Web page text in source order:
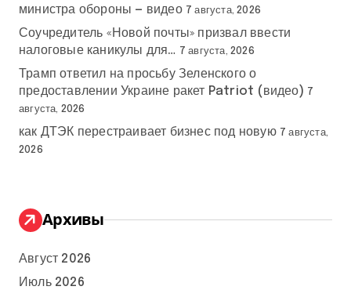
министра обороны — видео 7 августа, 2026
Соучредитель «Новой почты» призвал ввести
налоговые каникулы для… 7 августа, 2026
Трамп ответил на просьбу Зеленского о
предоставлении Украине ракет Patriot (видео) 7
августа, 2026
как ДТЭК перестраивает бизнес под новую 7 августа,
2026
Архивы
Август 2026
Июль 2026